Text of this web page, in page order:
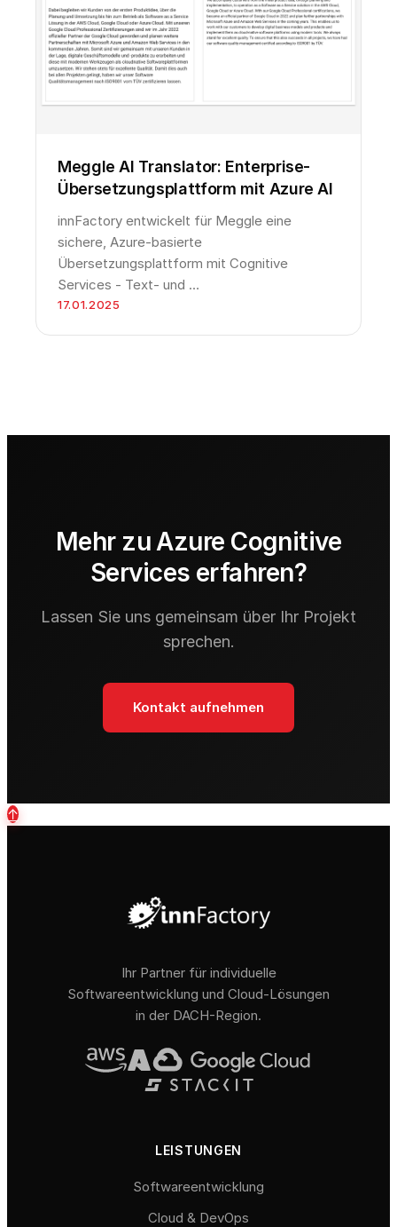
Meggle AI Translator: Enterprise-
Übersetzungsplattform mit Azure AI
innFactory entwickelt für Meggle eine
sichere, Azure-basierte
Übersetzungsplattform mit Cognitive
Services - Text- und …
17.01.2025
Mehr zu Azure Cognitive
Services erfahren?
Lassen Sie uns gemeinsam über Ihr Projekt
sprechen.
Kontakt aufnehmen
↑
Ihr Partner für individuelle
Softwareentwicklung und Cloud-Lösungen
in der DACH-Region.
LEISTUNGEN
Softwareentwicklung
Cloud & DevOps